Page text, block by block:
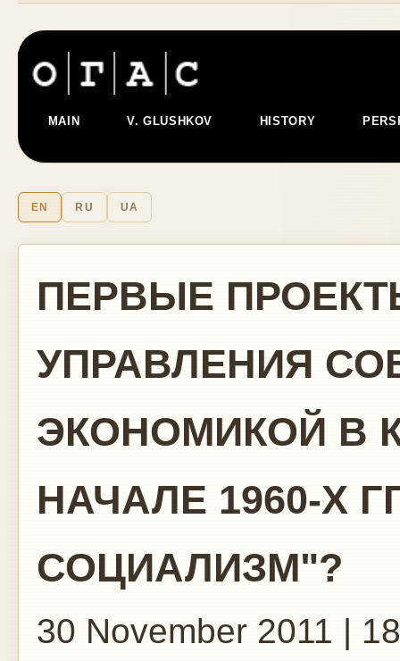
MAIN V. GLUSHKOV HISTORY
EN RU UA
ПЕРВЫЕ
УПРАВЛЕНИЯ
ЭКОНОМИКОЙ В
НАЧАЛЕ 1960-Х
СОЦИАЛИЗМ"?
30 November 2011 |